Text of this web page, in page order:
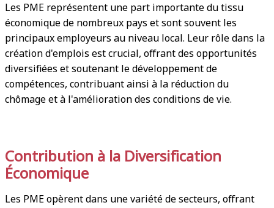
Les PME représentent une part importante du tissu
économique de nombreux pays et sont souvent les
principaux employeurs au niveau local. Leur rôle dans la
création d'emplois est crucial, offrant des opportunités
diversifiées et soutenant le développement de
compétences, contribuant ainsi à la réduction du
chômage et à l'amélioration des conditions de vie.
Contribution à la Diversification
Économique
Les PME opèrent dans une variété de secteurs, offrant